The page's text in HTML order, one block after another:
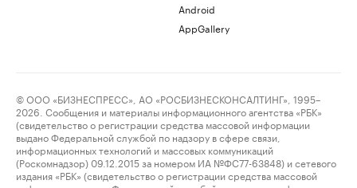
Android
AppGallery
© ООО «БИЗНЕСПРЕСС», АО «РОСБИЗНЕСКОНСАЛТИНГ», 1995–
2026. Сообщения и материалы информационного агентства «РБК»
(свидетельство о регистрации средства массовой информации
выдано Федеральной службой по надзору в сфере связи,
информационных технологий и массовых коммуникаций
(Роскомнадзор) 09.12.2015 за номером ИА №ФС77-63848) и сетевого
издания «РБК» (свидетельство о регистрации средства массовой